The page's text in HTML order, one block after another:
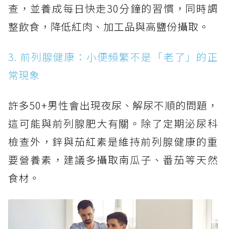
查，並養成每日快走30分鐘的習慣，同時調
整飲食，降低紅肉、加工品與高鹽份攝取。
3. 前列腺健康：小便頻繁不是「老了」的正
常現象
許多50+男性會出現夜尿、解尿不順的問題，
這可能與前列腺肥大有關。除了定期泌尿科
檢查外，鋅與茄紅素是維持前列腺健康的重
要營養素，建議多攝取南瓜子、番茄等天然
食材。